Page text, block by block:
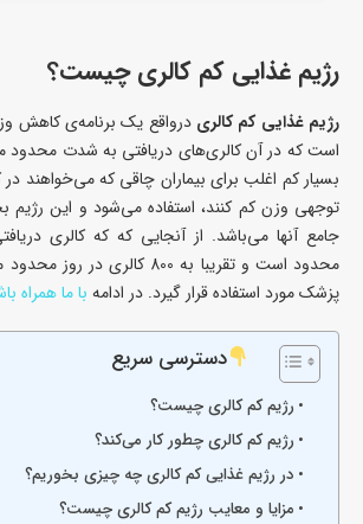
رژیم غذایی کم کالری چیست؟
رژیم غذایی کم کالریدرواقع یک برنامه‌ی کاهش
است که در آن کالری‌های دریافتی به شدت محدود
بسیار کم اغلب برای بیماران چاقی که می‌خواهند در
توجهی وزن کم کنند، استفاده می‌شود و این رژیم
جامع آنها می‌باشد. از آنجایی که که کالری
محدود است و تقریبا به 800
پزشک مورد استفاده قرار گیرد. در ادامه با ما همراه
دسترسی سریع
رژیم کم کالری چیست؟
رژیم کم کالری چطور کار می‌کند؟
در رژیم غذایی کم کالری چه چیزی بخوریم؟
مزایا و معایب رژیم کم کالری چیست؟